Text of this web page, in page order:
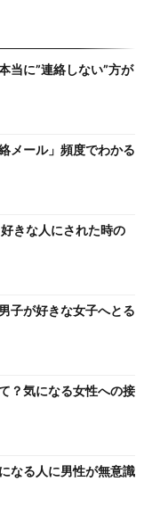
当に”連絡しない”方が
メール」頻度でわかる
きな人にされた時の
子が好きな女子へとる
？気になる女性への接
なる人に男性が無意識